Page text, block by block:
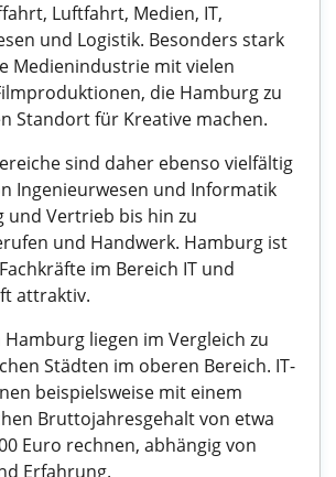
Luftfahrt, Medien, IT,
und Logistik. Besonders stark
Medienindustrie mit vielen
die Hamburg zu
Standort für Kreative machen.
sind daher ebenso vielfältig
Ingenieurwesen und Informatik
und Vertrieb bis hin zu
und Handwerk. Hamburg ist
im Bereich IT und
attraktiv.
liegen im Vergleich zu
Städten im oberen Bereich. IT-
beispielsweise mit einem
Bruttojahresgehalt von etwa
Euro rechnen, abhängig von
Erfahrung.